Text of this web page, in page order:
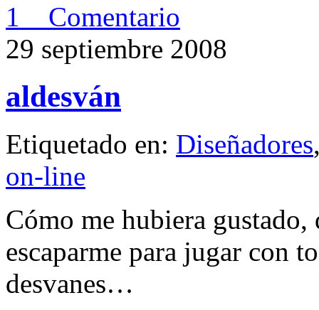
1 Comentario
29 septiembre 2008
aldesván
Etiquetado en: Diseñadores
on-line
Cómo me hubiera
escaparme para jugar con
desvanes…